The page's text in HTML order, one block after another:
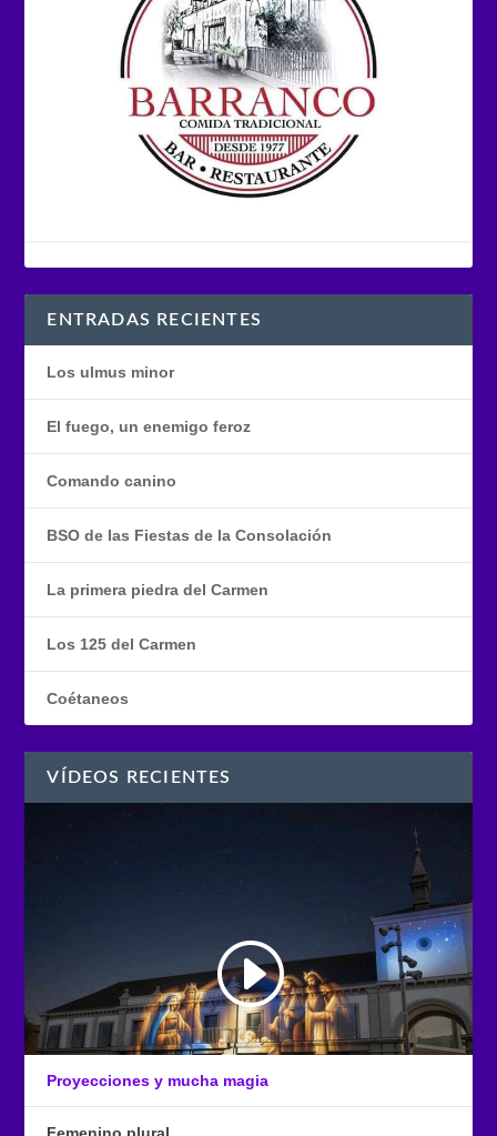
ENTRADAS RECIENTES
Los ulmus minor
El fuego, un enemigo feroz
Comando canino
BSO de las Fiestas de la Consolación
La primera piedra del Carmen
Los 125 del Carmen
Coétaneos
VÍDEOS RECIENTES
Proyecciones y mucha magia